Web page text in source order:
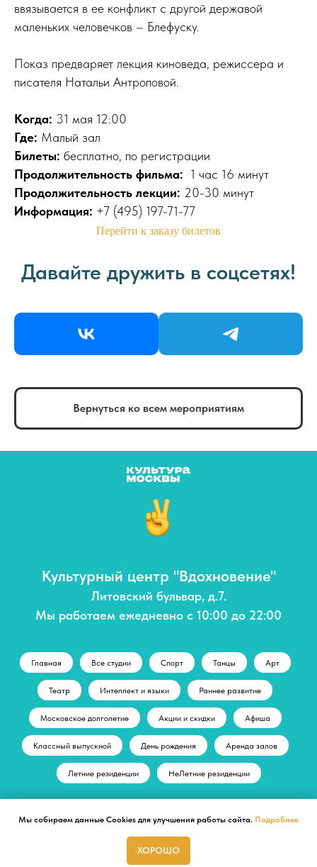
Мы собираем данные Cookies для улучшения работы сайта. Подробнее
ХОРОШО
СТУДИИ АФИША
ввязывается в ее конфликт с другой державой
маленьких человечков – Блефуску.
Показ предваряет лекция киноведа, режиссера и
писателя Натальи Антроповой.
Когда: 31 мая 12:00
Где: Малый зал
Билеты: бесплатно, по регистрации
Продолжительность фильма: 1 час 16 минут
Продолжительность лекции: 20-30 минут
Информация: +7 (495) 197-71-77
Перейти к заказу билетов
Давайте дружить в соцсетях!
Вернуться ко всем мероприятиям
Культурный центр "Вдохновение"
Литовский бульвар, д.7.
Мы работаем ежедневно с 10:00 до 22:00
Главная Все студии Спорт Танцы Арт
Театр Интеллект и языки Раннее развитие
Московское долголетие Акции и скидки Афиша
Классный выпускной День рождения Аренда залов
Летние резиденции НеЛетние резиденции
© Культурный центр "Вдохновение"
+ 7 (495) 197-71-70